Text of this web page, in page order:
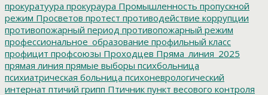
прокуратуура прокураура Промышленность пропускной
режим Просветов протест противодействие коррупции
противопожарный период противопожарный режим
профессиональное_образование профильный класс
профицит профсоюзы Проходцев Пряма_линия_2025
прямая линия прямые выборы психбольница
психиатрическая больница психоневрологический
интернат птичий грипп Птичник пункт весового контроля